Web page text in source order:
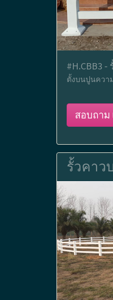
#H.CBB3
ตั้งบนปูนควา
สอบถาม
รั้วคาว